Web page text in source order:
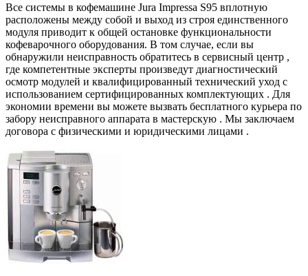
Все системы в кофемашине Jura Impressa S95 вплотную
расположены между собой и выход из строя единственного
модуля приводит к общей остановке функциональности
кофеварочного оборудования. В том случае, если вы
обнаружили неисправность обратитесь в сервисный центр ,
где компетентные эксперты произведут диагностический
осмотр модулей и квалифицированный технический уход с
использованием сертифицированных комплектующих . Для
экономии времени вы можете вызвать бесплатного курьера по
забору неисправного аппарата в мастерскую . Мы заключаем
договора с физическими и юридическими лицами .